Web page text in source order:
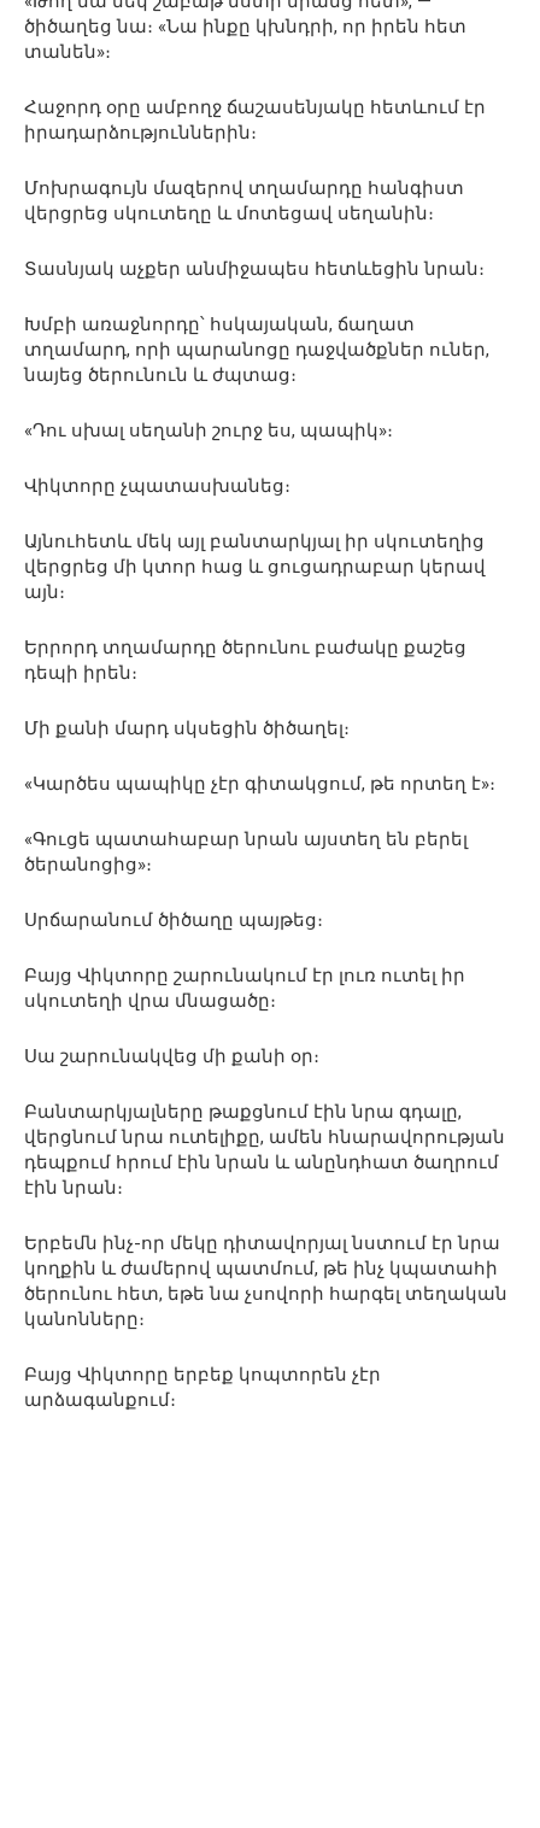
ծիծաղեց նա։ «Նա ինքը կխնդրի, որ իրեն հետ
տանեն»։
Հաջորդ օրը ամբողջ ճաշասենյակը հետևում էր
իրադարձություններին։
Մոխրագույն մազերով տղամարդը հանգիստ
վերցրեց սկուտեղը և մոտեցավ սեղանին։
Տասնյակ աչքեր անմիջապես հետևեցին նրան։
Խմբի առաջնորդը՝ հսկայական, ճաղատ
տղամարդ, որի պարանոցը դաջվածքներ ուներ,
նայեց ծերունուն և ժպտաց։
«Դու սխալ սեղանի շուրջ ես, պապիկ»։
Վիկտորը չպատասխանեց։
Այնուհետև մեկ այլ բանտարկյալ իր սկուտեղից
վերցրեց մի կտոր հաց և ցուցադրաբար կերավ
այն։
Երրորդ տղամարդը ծերունու բաժակը քաշեց
դեպի իրեն։
Մի քանի մարդ սկսեցին ծիծաղել։
«Կարծես պապիկը չէր գիտակցում, թե որտեղ է»։
«Գուցե պատահաբար նրան այստեղ են բերել
ծերանոցից»։
Սրճարանում ծիծաղը պայթեց։
Բայց Վիկտորը շարունակում էր լուռ ուտել իր
սկուտեղի վրա մնացածը։
Սա շարունակվեց մի քանի օր։
Բանտարկյալները թաքցնում էին նրա գդալը,
վերցնում նրա ուտելիքը, ամեն հնարավորության
դեպքում հրում էին նրան և անընդհատ ծաղրում
էին նրան։
Երբեմն ինչ-որ մեկը դիտավորյալ նստում էր նրա
կողքին և ժամերով պատմում, թե ինչ կպատահի
ծերունու հետ, եթե նա չսովորի հարգել տեղական
կանոնները։
Բայց Վիկտորը երբեք կոպտորեն չէր
արձագանքում։